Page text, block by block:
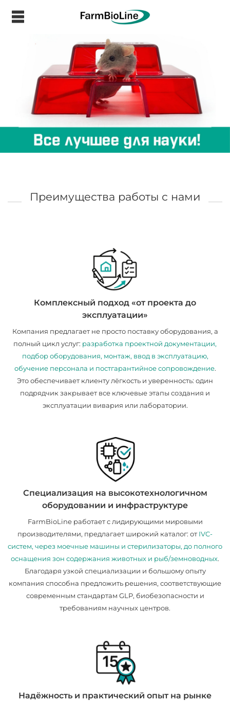
Преимущества работы с нами
Комплексный подход «от проекта до
эксплуатации»
Компания предлагает не просто поставку оборудования, а
полный цикл услуг: разработка проектной документации,
подбор оборудования, монтаж, ввод в эксплуатацию,
обучение персонала и постгарантийное сопровождение.
Это обеспечивает клиенту лёгкость и уверенность: один
подрядчик закрывает все ключевые этапы создания и
эксплуатации вивария или лаборатории.
Специализация на высокотехнологичном
оборудовании и инфраструктуре
FarmBioLine работает с лидирующими мировыми
производителями, предлагает широкий каталог: от IVC-
систем, через моечные машины и стерилизаторы, до полного
оснащения зон содержания животных и рыб/земноводных.
Благодаря узкой специализации и большому опыту
компания способна предложить решения, соответствующие
современным стандартам GLP, биобезопасности и
требованиям научных центров.
Надёжность и практический опыт на рынке